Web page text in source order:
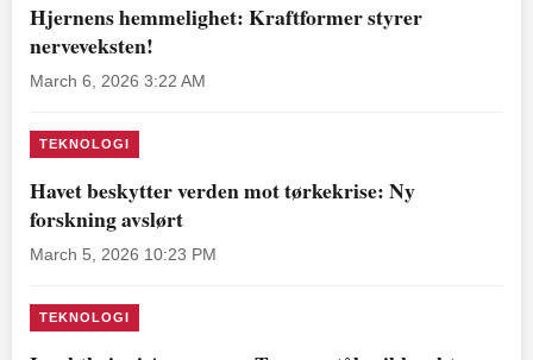
Hjernens hemmelighet: Kraftformer styrer
nerveveksten!
March 6, 2026 3:22 AM
TEKNOLOGI
Havet beskytter verden mot tørkekrise: Ny
forskning avslørt
March 5, 2026 10:23 PM
TEKNOLOGI